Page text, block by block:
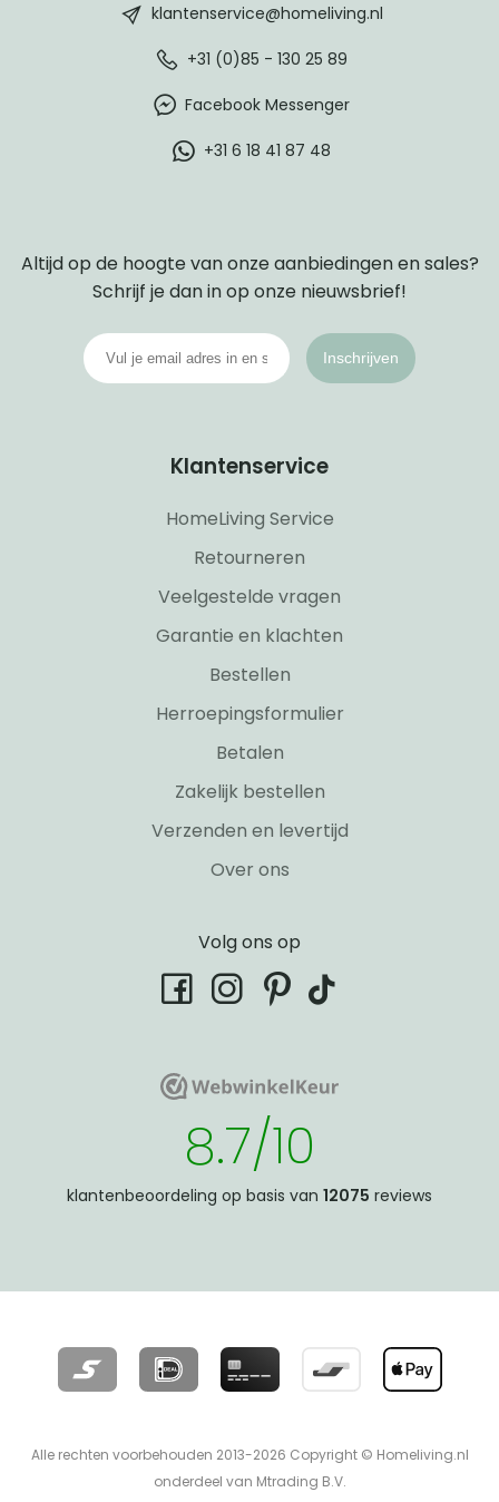
klantenservice@homeliving.nl
+31 (0)85 - 130 25 89
Facebook Messenger
+31 6 18 41 87 48
Altijd op de hoogte van onze aanbiedingen en sales?
Schrijf je dan in op onze nieuwsbrief!
Inschrijven
Klantenservice
HomeLiving Service
Retourneren
Veelgestelde vragen
Garantie en klachten
Bestellen
Herroepingsformulier
Betalen
Zakelijk bestellen
Verzenden en levertijd
Over ons
Volg ons op
facebookinstagram
pinterest
tiktok
WebwinkelKeurWebwinkelKeur
8.7/10
klantenbeoordeling op basis van 12075 reviews
Alle rechten voorbehouden 2013-2026 Copyright © Homeliving.nl
onderdeel van Mtrading B.V.